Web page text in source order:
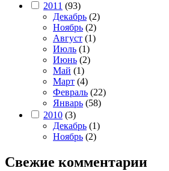
2011 (93)
Декабрь (2)
Ноябрь (2)
Август (1)
Июль (1)
Июнь (2)
Май (1)
Март (4)
Февраль (22)
Январь (58)
2010 (3)
Декабрь (1)
Ноябрь (2)
Свежие комментарии